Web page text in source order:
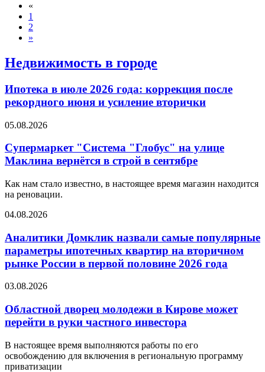
«
1
2
»
Недвижимость в городе
Ипотека в июле 2026 года: коррекция после
рекордного июня и усиление вторички
05.08.2026
Супермаркет "Система "Глобус" на улице
Маклина вернётся в строй в сентябре
Как нам стало известно, в настоящее время магазин находится
на реновации.
04.08.2026
Аналитики Домклик назвали самые популярные
параметры ипотечных квартир на вторичном
рынке России в первой половине 2026 года
03.08.2026
Областной дворец молодежи в Кирове может
перейти в руки частного инвестора
В настоящее время выполняются работы по его
освобождению для включения в региональную программу
приватизации